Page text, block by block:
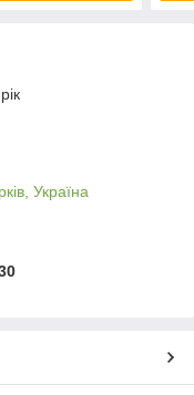
Україна